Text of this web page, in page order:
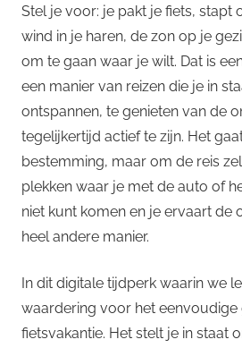
Stel je voor: je pakt je fiets, stapt
wind in je haren, de zon op je
om te gaan waar je wilt. Dat is
een manier van reizen die je in
ontspannen, te genieten van de
tegelijkertijd actief te zijn. Het
bestemming, maar om de reis
plekken waar je met de auto of
niet kunt komen en je ervaart de
heel andere manier.
In dit digitale tijdperk waarin we
waardering voor het eenvoudige
fietsvakantie. Het stelt je in staat